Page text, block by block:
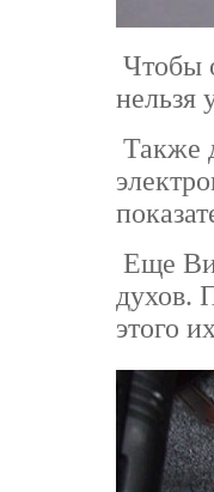
Чтобы
нельзя
Также
Еще
духов.
этого